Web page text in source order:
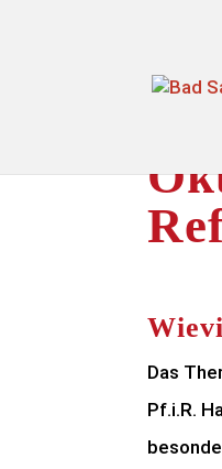
Das
Pf.i.R.